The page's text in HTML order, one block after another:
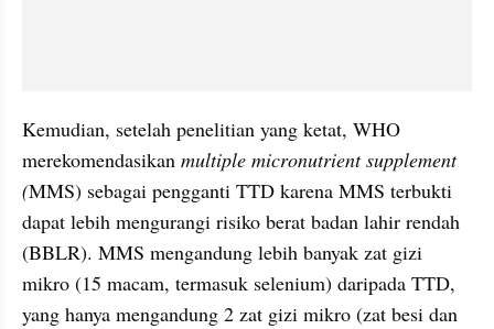
Kemudian, setelah penelitian yang ketat, WHO
merekomendasikan multiple micronutrient supplement
(MMS) sebagai pengganti TTD karena MMS terbukti
dapat lebih mengurangi risiko berat badan lahir rendah
(BBLR). MMS mengandung lebih banyak zat gizi
mikro (15 macam, termasuk selenium) daripada TTD,
yang hanya mengandung 2 zat gizi mikro (zat besi dan